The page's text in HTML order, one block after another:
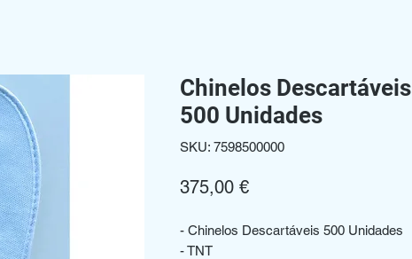
Chinelos Descartáveis
500 Unidades
SKU: 7598500000
375,00 €Preço
- Chinelos Descartáveis 500 Unidades
- TNT